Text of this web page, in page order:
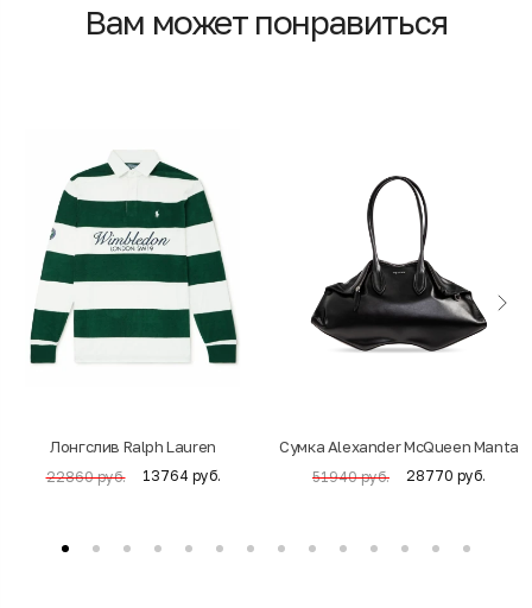
Вам может понравиться
Лонгслив Ralph Lauren
22860 руб. 13764 руб.
Cумка Alexander McQueen Manta
51940 руб. 28770 руб.